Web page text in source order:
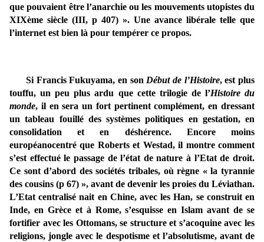
que pouvaient être l’anarchie ou les mouvements utopistes du
XIXème siècle (III, p 407) ». Une avance libérale telle que
l’internet est bien là pour tempérer ce propos.
Si Francis Fukuyama, en son Début de l’Histoire, est plus
touffu, un peu plus ardu que cette trilogie de l’Histoire du
monde, il en sera un fort pertinent complément, en dressant
un tableau fouillé des systèmes politiques en gestation, en
consolidation et en déshérence. Encore moins
européanocentré que Roberts et Westad, il montre comment
s’est effectué le passage de l’état de nature à l’Etat de droit.
Ce sont d’abord des sociétés tribales, où règne « la tyrannie
des cousins (p 67) », avant de devenir les proies du Léviathan.
L’Etat centralisé nait en Chine, avec les Han, se construit en
Inde, en Grèce et à Rome, s’esquisse en Islam avant de se
fortifier avec les Ottomans, se structure et s’acoquine avec les
religions, jongle avec le despotisme et l’absolutisme, avant de